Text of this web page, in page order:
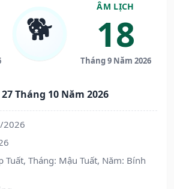
🐕
ÂM LỊCH
18
Tháng 9 Năm 2026
Tháng 10 Năm 2026
2026
Tuất, Tháng: Mậu Tuất, Năm: Bính